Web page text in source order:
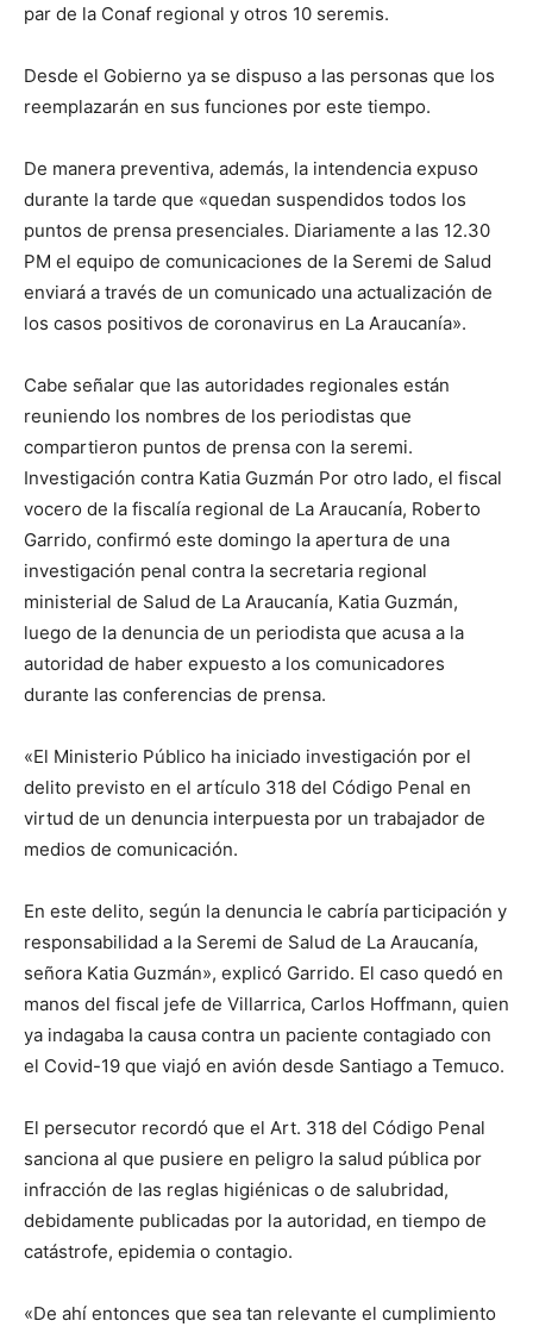
par de la Conaf regional y otros 10 seremis.
Desde el Gobierno ya se dispuso a las personas que los
reemplazarán en sus funciones por este tiempo.
De manera preventiva, además, la intendencia expuso
durante la tarde que «quedan suspendidos todos los
puntos de prensa presenciales. Diariamente a las 12.30
PM el equipo de comunicaciones de la Seremi de Salud
enviará a través de un comunicado una actualización de
los casos positivos de coronavirus en La Araucanía».
Cabe señalar que las autoridades regionales están
reuniendo los nombres de los periodistas que
compartieron puntos de prensa con la seremi.
Investigación contra Katia Guzmán Por otro lado, el fiscal
vocero de la fiscalía regional de La Araucanía, Roberto
Garrido, confirmó este domingo la apertura de una
investigación penal contra la secretaria regional
ministerial de Salud de La Araucanía, Katia Guzmán,
luego de la denuncia de un periodista que acusa a la
autoridad de haber expuesto a los comunicadores
durante las conferencias de prensa.
«El Ministerio Público ha iniciado investigación por el
delito previsto en el artículo 318 del Código Penal en
virtud de un denuncia interpuesta por un trabajador de
medios de comunicación.
En este delito, según la denuncia le cabría participación y
responsabilidad a la Seremi de Salud de La Araucanía,
señora Katia Guzmán», explicó Garrido. El caso quedó en
manos del fiscal jefe de Villarrica, Carlos Hoffmann, quien
ya indagaba la causa contra un paciente contagiado con
el Covid-19 que viajó en avión desde Santiago a Temuco.
El persecutor recordó que el Art. 318 del Código Penal
sanciona al que pusiere en peligro la salud pública por
infracción de las reglas higiénicas o de salubridad,
debidamente publicadas por la autoridad, en tiempo de
catástrofe, epidemia o contagio.
«De ahí entonces que sea tan relevante el cumplimiento